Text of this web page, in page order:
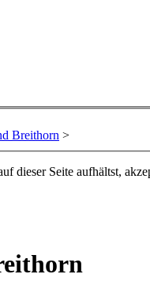
Breithorn >
dieser Seite aufhältst,